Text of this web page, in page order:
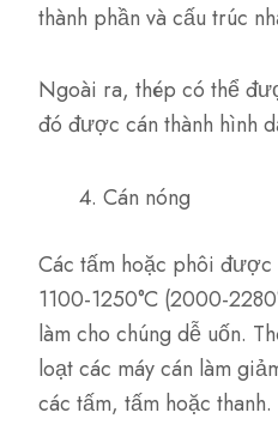
thành phần và cấu trúc
Ngoài ra, thép có thể
đó được cán thành hình
Cán nóng
Các tấm hoặc phôi được
1100-1250°C (2000-
làm cho chúng dễ uốn.
loạt các máy cán làm
các tấm, tấm hoặc thanh.